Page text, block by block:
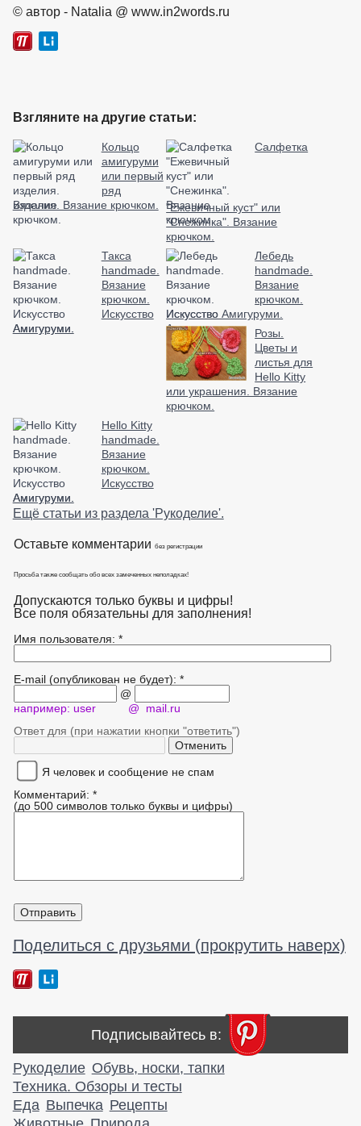
© автор - Natalia @ www.in2words.ru
Взгляните на другие статьи:
Кольцо
амигуруми
или первый
ряд
изделия. Вязание крючком.
Салфетка
"Ежевичный куст" или
"Снежинка". Вязание
крючком.
Такса
handmade.
Вязание
крючком.
Искусство
Амигуруми.
Лебедь
handmade.
Вязание
крючком.
Искусство Амигуруми.
Розы.
Цветы и
листья для
Hello Kitty
или украшения. Вязание
крючком.
Hello Kitty
handmade.
Вязание
крючком.
Искусство
Амигуруми.
Ещё статьи из раздела 'Рукоделие'.
Оставьте комментарии без регистрации
Просьба также сообщать обо всех замеченных неполадках!
Допускаются только буквы и цифры!
Все поля обязательны для заполнения!
Имя пользователя: *
E-mail (опубликован не будет): *
@
например: user @ mail.ru
Ответ для (при нажатии кнопки "ответить")
Я человек и сообщение не спам
Комментарий: *
(до 500 символов только буквы и цифры)
Поделиться с друзьями (прокрутить наверх)
Подписывайтесь в:
Рукоделие Обувь, носки, тапки
Техника. Обзоры и тесты
Еда Выпечка Рецепты